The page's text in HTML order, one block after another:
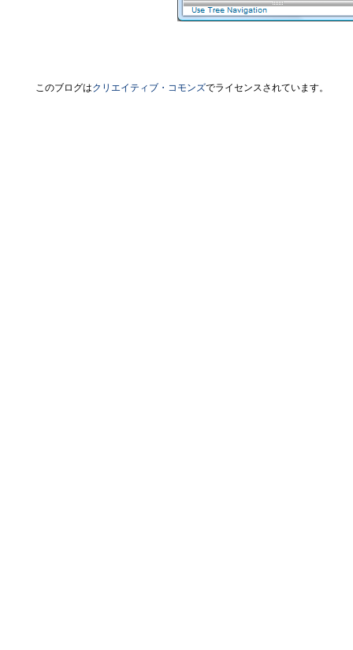
このブログはクリエイティブ・コモンズでライセンスされています。